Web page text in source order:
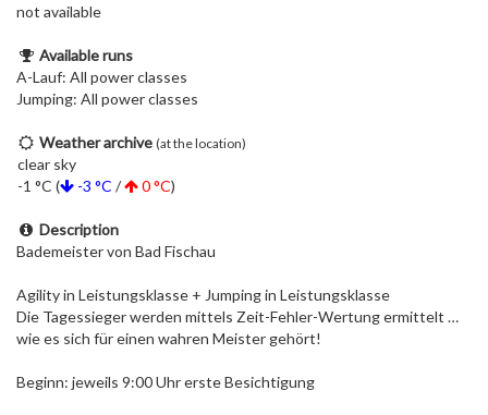
not available
Available runs
A-Lauf: All power classes
Jumping: All power classes
Weather archive (at the location)
clear sky
-1 °C (
-3 °C / 0 °C)
Description
Bademeister von Bad Fischau
Agility in Leistungsklasse + Jumping in Leistungsklasse
Die Tagessieger werden mittels Zeit-Fehler-Wertung ermittelt …
wie es sich für einen wahren Meister gehört!
Beginn: jeweils 9:00 Uhr erste Besichtigung